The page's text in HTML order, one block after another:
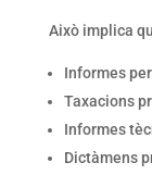
Això implica
Informes
Taxacions
Informes
Dictàmens